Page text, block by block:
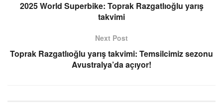
2025 World Superbike: Toprak Razgatlıoğlu yarış
takvimi
Next Post
Toprak Razgatlıoğlu yarış takvimi: Temsilcimiz sezonu
Avustralya’da açıyor!